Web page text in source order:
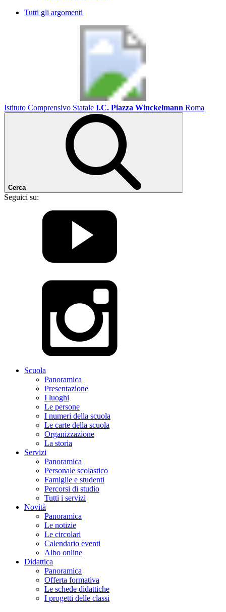
Tutti gli argomenti
Istituto Comprensivo Statale I.C. Piazza Winckelmann Roma
Cerca
Seguici su:
Scuola
Panoramica
Presentazione
I luoghi
Le persone
I numeri della scuola
Le carte della scuola
Organizzazione
La storia
Servizi
Panoramica
Personale scolastico
Famiglie e studenti
Percorsi di studio
Tutti i servizi
Novità
Panoramica
Le notizie
Le circolari
Calendario eventi
Albo online
Didattica
Panoramica
Offerta formativa
Le schede didattiche
I progetti delle classi